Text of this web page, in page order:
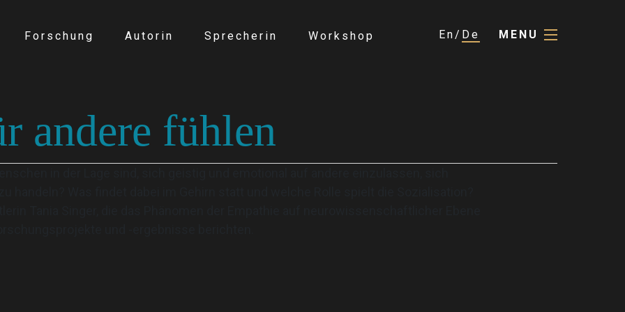
Forschung Autorin Sprecherin Workshop En De MENU
andere fühlen